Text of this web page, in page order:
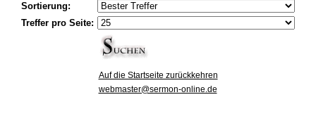
Sortierung:
Treffer pro Seite:
Auf die Startseite zurückkehren
webmaster@sermon-online.de